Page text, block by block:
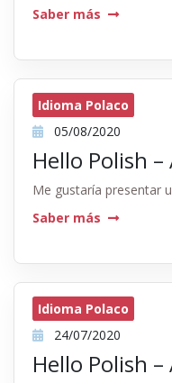
Saber más
Idioma Polaco
05/08/2020
Hello Polish –
Me gustaría presentar
Saber más
Idioma Polaco
24/07/2020
Hello Polish –